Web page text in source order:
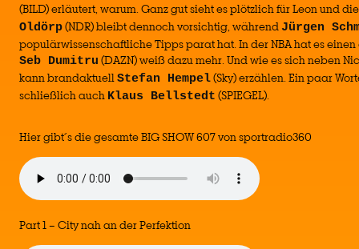
(BILD) erläutert, warum. Ganz gut sieht es plötzlich für Leon und
Oldörp(NDR) bleibt dennoch vorsichtig, währendJürgen
populärwissenschaftliche Tipps parat hat. In der NBA hat es
Seb Dumitru (DAZN) weiß dazu mehr. Und wie es sich neben
kann brandaktuellStefan Hempel(Sky) erzählen. Ein paar
schließlich auch Klaus Bellstedt (SPIEGEL).
Hier gibt´s die gesamte BIG SHOW 607 von sportradio360
Part 1 – City nah an der Perfektion